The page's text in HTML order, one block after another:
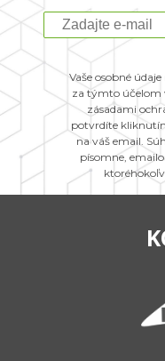
Vaše osobné
za týmto účelom
zásadami
potvrdíte
na váš email.
písomne,